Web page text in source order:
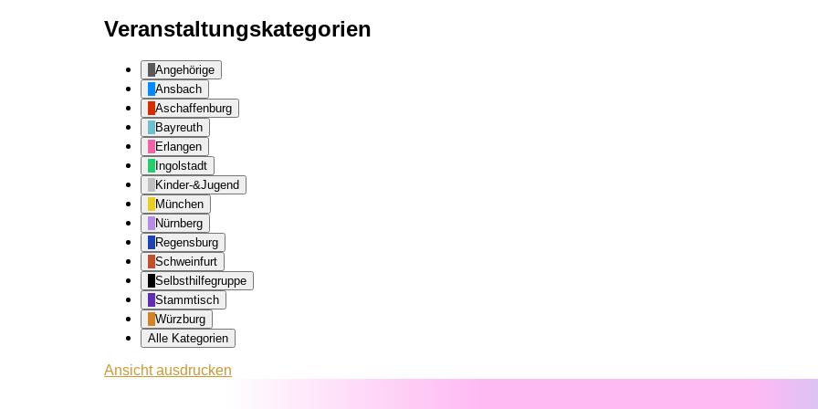
Veranstaltungskategorien
Angehörige
Ansbach
Aschaffenburg
Bayreuth
Erlangen
Ingolstadt
Kinder-&Jugend
München
Nürnberg
Regensburg
Schweinfurt
Selbsthilfegruppe
Stammtisch
Würzburg
Alle Kategorien
Ansichtausdrucken